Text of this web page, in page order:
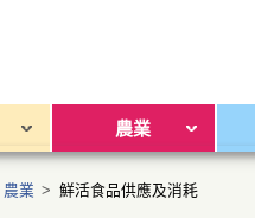
農業
農業 > 鮮活食品供應及消耗